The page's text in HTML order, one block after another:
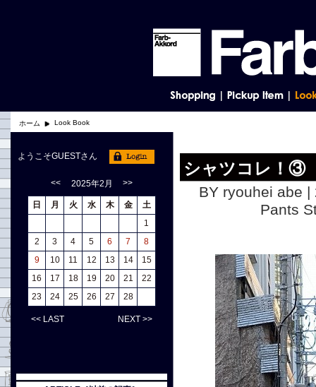
ホーム Look Book
シャツコレ！③
BY ryouhei abe
Pants
ようこそGUESTさん
<< 2025年2月 >>
日 月 火 水 木 金
土
1
2
3 4 5 6 7
8
9
10 11 12 13 14
15
16
17 18 19 20 21
22
23
24 25 26 27 28
<< LAST NEXT >>